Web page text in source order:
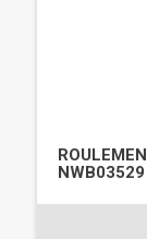
NWB03529